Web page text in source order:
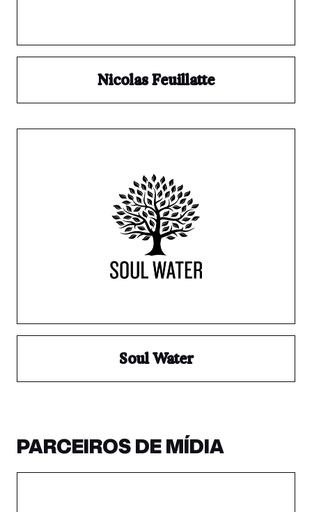
Nicolas Feuillatte
Soul Water
PARCEIROS DE MÍDIA